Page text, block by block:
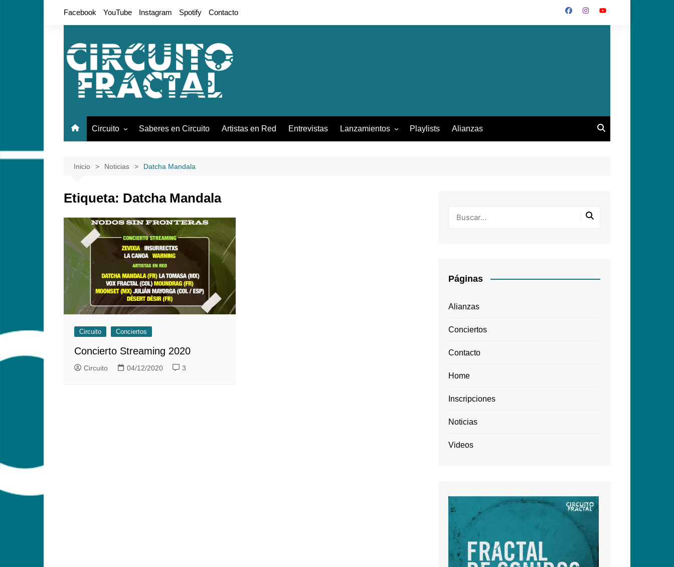
Facebook YouTube Instagram Spotify Contacto
Circuito
Live Session
Saberes en Circuito Artistas en Red Entrevistas Lanzamientos Playlists Alianzas
Inicio Noticias Datcha Mandala
Etiqueta: Datcha Mandala
Circuito Conciertos
Concierto Streaming 2020
Circuito 04/12/2020 3
Páginas
Alianzas
Conciertos
Contacto
Home
Inscripciones
Noticias
Videos